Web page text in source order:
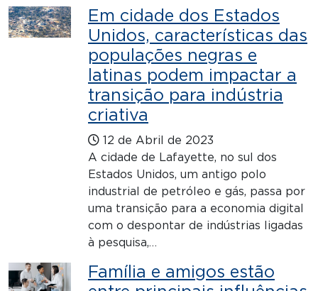
Em cidade dos Estados
Unidos, características das
populações negras e
latinas podem impactar a
transição para indústria
criativa
12 de Abril de 2023
A cidade de Lafayette, no sul dos
Estados Unidos, um antigo polo
industrial de petróleo e gás, passa por
uma transição para a economia digital
com o despontar de indústrias ligadas
à pesquisa,…
Família e amigos estão